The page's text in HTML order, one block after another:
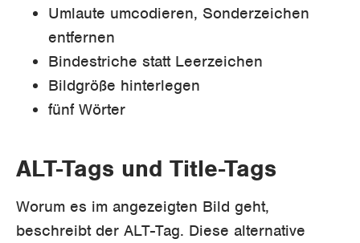
Umlaute umcodieren, Sonderzeichen
entfernen
Bindestriche statt Leerzeichen
Bildgröße hinterlegen
fünf Wörter
ALT-Tags und Title-Tags
Worum es im angezeigten Bild geht,
beschreibt der ALT-Tag. Diese alternative